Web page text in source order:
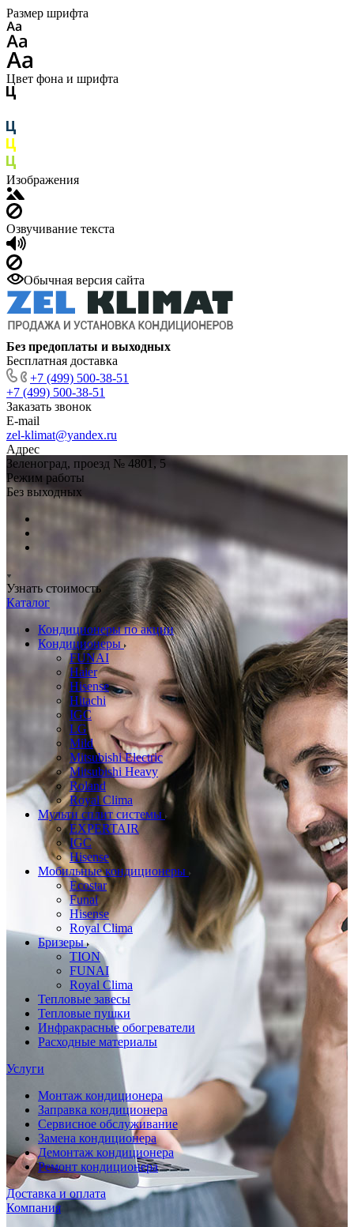
Размер шрифта
Цвет фона и шрифта
Изображения
Озвучивание текста
Обычная версия сайта
Без предоплаты и выходных
Бесплатная доставка
+7 (499) 500-38-51
+7 (499) 500-38-51
Заказать звонок
E-mail
zel-klimat@yandex.ru
Адрес
Зеленоград, проезд № 4801, 5
Режим работы
Без выходных
Узнать стоимость
Каталог
Кондиционеры по акции
Кондиционеры
FUNAI
Haier
Hisense
Hitachi
IGC
LG
Mild
Mitsubishi Electric
Mitsubishi Heavy
Roland
Royal Clima
Мульти сплит системы
EXPERTAIR
IGC
Hisense
Мобильные кондиционеры
Ecostar
Funai
Hisense
Royal Clima
Бризеры
TION
FUNAI
Royal Clima
Тепловые завесы
Тепловые пушки
Инфракрасные обогреватели
Расходные материалы
Услуги
Монтаж кондиционера
Заправка кондиционера
Сервисное обслуживание
Замена кондиционера
Демонтаж кондиционера
Ремонт кондиционера
Доставка и оплата
Компания